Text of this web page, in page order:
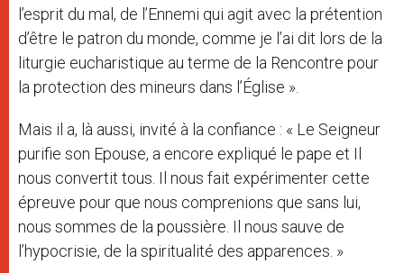
l’esprit du mal, de l’Ennemi qui agit avec la prétention
d’être le patron du monde, comme je l’ai dit lors de la
liturgie eucharistique au terme de la Rencontre pour
la protection des mineurs dans l’Église ».
Mais il a, là aussi, invité à la confiance : « Le Seigneur
purifie son Epouse, a encore expliqué le pape et Il
nous convertit tous. Il nous fait expérimenter cette
épreuve pour que nous comprenions que sans lui,
nous sommes de la poussière. Il nous sauve de
l’hypocrisie, de la spiritualité des apparences. »